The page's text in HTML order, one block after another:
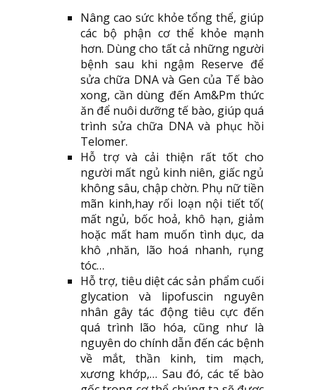
Nâng cao sức khỏe tổng thể, giúp
các bộ phận cơ thể khỏe mạnh
hơn. Dùng cho tất cả những người
bệnh sau khi ngậm Reserve để
sửa chữa DNA và Gen của Tế bào
xong, cần dùng đến Am&Pm thức
ăn để nuôi dưỡng tế bào, giúp quá
trình sửa chữa DNA và phục hồi
Telomer.
Hỗ trợ và cải thiện rất tốt cho
người mất ngủ kinh niên, giấc ngủ
không sâu, chập chờn. Phụ nữ tiền
mãn kinh,hay rối loạn nội tiết tố(
mất ngủ, bốc hoả, khô hạn, giảm
hoặc mất ham muốn tình dục, da
khô ,nhăn, lão hoá nhanh, rụng
tóc…
Hỗ trợ, tiêu diệt các sản phẩm cuối
glycation và lipofuscin nguyên
nhân gây tác động tiêu cực đến
quá trình lão hóa, cũng như là
nguyên do chính dẫn đến các bệnh
về mắt, thần kinh, tim mạch,
xương khớp,… Sau đó, các tế bào